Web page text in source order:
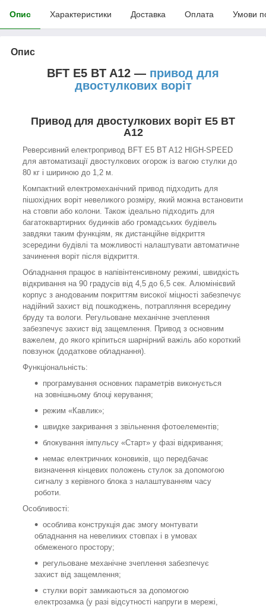
Опис Характеристики Доставка Оплата Умови
Опис
BFT E5 BT A12 — привод для
двостулкових воріт
Привод для двостулкових воріт E5 BT
A12
Реверсивний електропривод BFT E5 BT A12 HIGH-SPEED
для автоматизації двостулкових огорож із вагою стулки до
80 кг і шириною до 1,2 м.
Компактний електромеханічний привод підходить для
пішохідних воріт невеликого розміру, який можна встановити
на стовпи або колони. Також ідеально підходить для
багатоквартирних будинків або громадських будівель
завдяки таким функціям, як дистанційне відкриття
зсередини будівлі та можливості налаштувати автоматичне
зачинення воріт після відкриття.
Обладнання працює в напівінтенсивному режимі, швидкість
відкривання на 90 градусів від 4,5 до 6,5 сек. Алюмінієвий
корпус з анодованим покриттям високої міцності забезпечує
надійний захист від пошкоджень, потрапляння всередину
бруду та вологи. Регульоване механічне зчеплення
забезпечує захист від защемлення. Привод з основним
важелем, до якого кріпиться шарнірний важіль або короткий
повзунок (додаткове обладнання).
Функціональність:
програмування основних параметрів виконується
на зовнішньому блоці керування;
режим «Кавлик»;
швидке закривання з звільнення фотоелементів;
блокування імпульсу «Старт» у фазі відкривання;
немає електричних коновиків, що передбачає
визначення кінцевих положень стулок за допомогою
сигналу з керівного блока з налаштуванням часу
роботи.
Особливості:
особлива конструкція дає змогу монтувати
обладнання на невеликих стовпах і в умовах
обмеженого простору;
регульоване механічне зчеплення забезпечує
захист від защемлення;
стулки воріт замикаються за допомогою
електрозамка (у разі відсутності напруги в мережі,